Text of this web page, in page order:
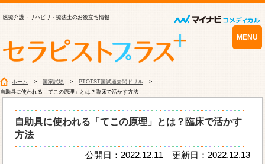
医療介護・リハビリ・療法士のお役立ち情報
MENU
ホーム 国家試験
PTOTST国試過去問ドリル
自助具に使われる「てこの原理」とは？臨床で活かす方法
自助具に使われる「てこの原理」とは？臨床で活かす
方法
公開日：2022.12.11 更新日：2022.12.13